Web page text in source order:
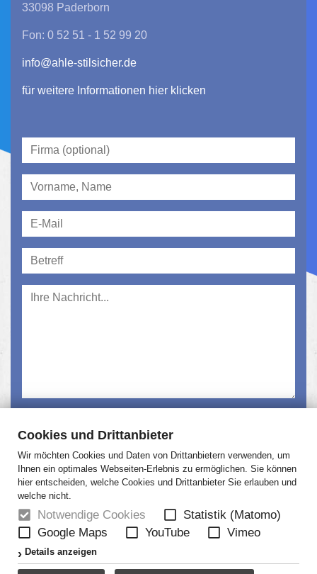
Cookies und Drittanbieter
Wir möchten Cookies und Daten von Drittanbietern verwenden, um
Ihnen ein optimales Webseiten-Erlebnis zu ermöglichen. Sie können
hier entscheiden, welche Cookies und Drittanbieter Sie erlauben und
welche nicht.
Notwendige Cookies
Statistik (Matomo)
Google Maps
YouTube Vimeo
Details anzeigen
33098 Paderborn
Fon: 0 52 51 - 1 52 99 20
info@ahle-stilsicher.de
für weitere Informationen hier klicken
akzeptiert.
Absenden
HOME
KONTAKT
AGB DATENSCHUTZ